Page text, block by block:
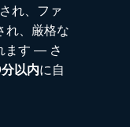
れ、ファ
れ、厳格な
ます — さ
以内に自